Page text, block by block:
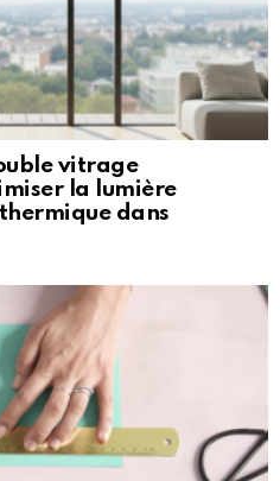
vitrage
la lumière
dans